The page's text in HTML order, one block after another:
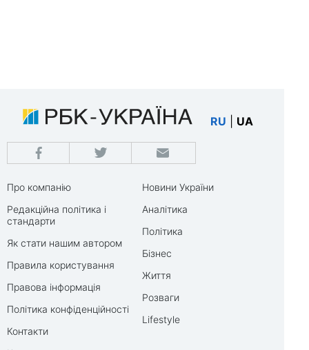
RU UA
Про компанію
Редакційна політика і
стандарти
Як стати нашим автором
Правила користування
Правова інформація
Політика конфіденційності
Контакти
Новини України
Аналітика
Політика
Бізнес
Життя
Розваги
Lifestyle